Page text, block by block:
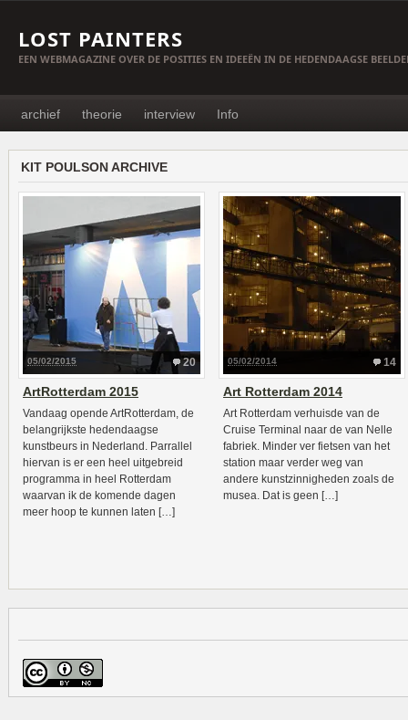
LOST PAINTERS
EEN WEBMAGAZINE OVER DE POSITIES EN IDEEËN IN DE HEDENDAAGSE
archief theorie interview Info
KIT POULSON ARCHIVE
20
05/02/2015
ArtRotterdam 2015
Vandaag opende ArtRotterdam, de
belangrijkste hedendaagse
kunstbeurs in Nederland. Parrallel
hiervan is er een heel uitgebreid
programma in heel Rotterdam
waarvan ik de komende dagen
meer hoop te kunnen laten […]
14
05/02/2014
Art Rotterdam 2014
Art Rotterdam verhuisde van de
Cruise Terminal naar de van Nelle
fabriek. Minder ver fietsen van het
station maar verder weg van
andere kunstzinnigheden zoals de
musea. Dat is geen […]